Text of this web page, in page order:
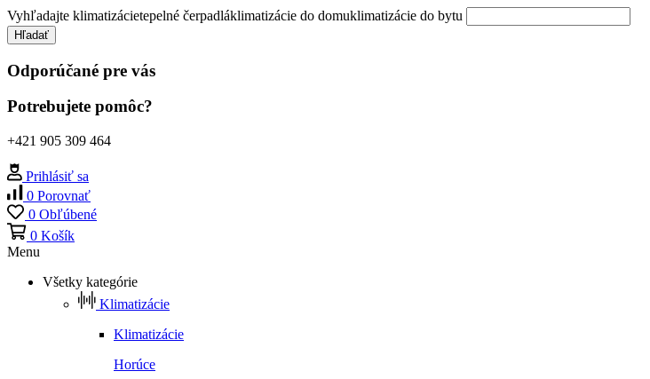
Vyhľadajte klimatizácietepelné čerpadláklimatizácie do domuklimatizácie do bytu
Hľadať
Odporúčané pre vás
Potrebujete pomôc?
+421 905 309 464
Prihlásiť sa
0 Porovnať
0 Obľúbené
0 Košík
Menu
Všetky kategórie
Klimatizácie
Klimatizácie
Horúce